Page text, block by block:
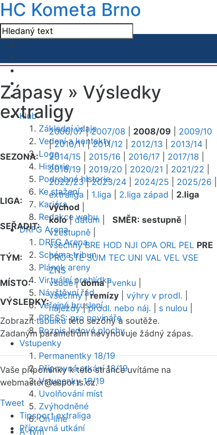
HC Kometa Brno
Klub
Základní údaje
Vedení a kontakty
Logo
Historie
Podrobná historie
Ke stažení
Kariéra
Redakce webu
DRFG Arena
DRFG Arena
Schéma tribun
Plánek areny
Virtuální prohlídka
Návštěvní řád
Veřejné bruslení
PRESS: pro novináře
Rozpis ledové plochy
Vstupenky
Permanentky 18/19
Přípravná utkání 18/19
Vstupenky 18/19
Uvolňování míst
Zvýhodněné
On-line
A-tým
Zápasy » Výsledky
extraligy
SEZONA:
2006/07|2007/08 2008/09
2009/10
|2010/11|2011/12 2012/13 2013/14
2014/15
2015/16 2016/17 2017/18
2018/19
2019/20 2020/21 2021/22
2022/23|2023/24 2024/25 2025/26
LIGA:
extraliga 1.liga 2.liga západ
2.liga
východ
SEŘADIT:
kolo|datum SMĚR: sestupně
vzestupně
TÝM:
všechny BRE HOD NJI OPA ORL PEL PRE
PRO STE SUM TEC UNI VAL VEL VSE
ZNS
MÍSTO:
všude|doma|venku
VÝSLEDKY:
všechny|remízy výhry v prodl.
nájezdy|prodl. nebo náj. s nulou
Zobrazittabulkutéto sezóny a soutěže.
Zadaným parametrům nevyhovuje žádný zápas.
Vaše připomínky k této stránce uvítáme na
webmaster@esports.cz.
Tweet
Tipsport extraliga
Přípravná utkání